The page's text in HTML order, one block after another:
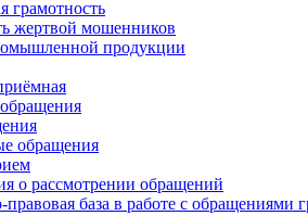
грамотность
жертвой мошенников
продукции
обращения
о рассмотрении обращений
база в работе с обращениями